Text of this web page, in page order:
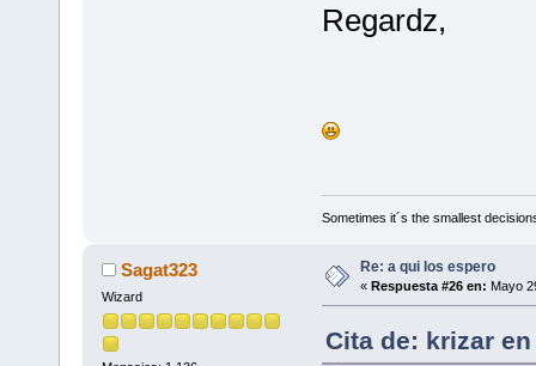
Regardz,
Sometimes it´s the smallest
Sagat323
Wizard
Re: a qui los espero
« Respuesta #26 en: Mayo
Cita de: krizar